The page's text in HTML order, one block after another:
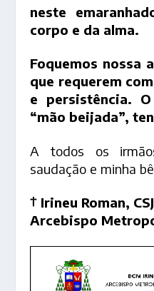
neste
corpo e da alma.
Foquemos nossa
que requerem
e persistência.
“mão beijada”,
A todos os
saudação e minha
† Irineu Roman, CSJ
Arcebispo